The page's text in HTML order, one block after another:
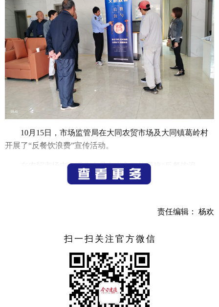
10月15日，市场监管局在大同农贸市场及大同镇葛岭村
开展了“反餐饮浪费”宣传活动。
在农贸市场中，工作人员在出入口处搭建“反餐饮浪
费”展板，向摊位商贩普及《中华人民共和国反食品浪费
象，开展反餐饮浪费宣传科普，要求党员干部率先垂范。活
严峻程度、普及餐饮浪费相关知识，提高党员干部反餐饮浪
费的思想站位。同时设置自由讨论环节，分享
闻餐饮浪费现象。最后，通过向全体参会党员发放反餐饮浪
费倡议书，号召党员发挥先锋带头作用，从我做起，杜绝浪
责任编辑： 杨欢
扫一扫关注官方微信